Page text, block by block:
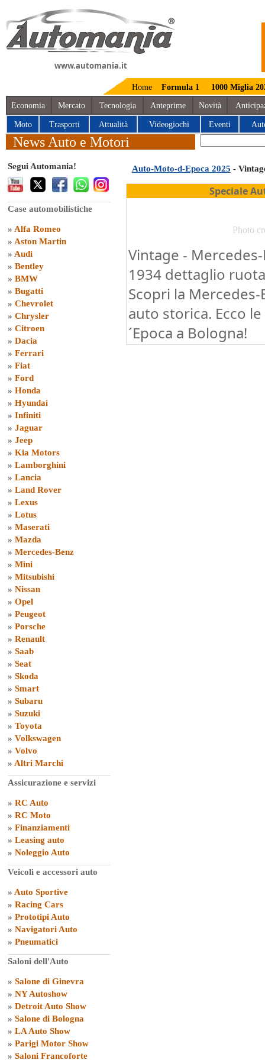
www.automania.it
Home Formula 1 1000 Miglia
Economia Mercato Tecnologia Anteprime Novità
Moto Trasporti Attualità Videogiochi Eventi
News Auto e Motori
Segui Automania!
Case automobilistiche
» Alfa Romeo
» Aston Martin
» Audi
» Bentley
» BMW
» Bugatti
» Chevrolet
» Chrysler
» Citroen
» Dacia
» Ferrari
» Fiat
» Ford
» Honda
» Hyundai
» Infiniti
» Jaguar
» Jeep
» Kia Motors
» Lamborghini
» Lancia
» Land Rover
» Lexus
» Lotus
» Maserati
» Mazda
» Mercedes-Benz
» Mini
» Mitsubishi
» Nissan
» Opel
» Peugeot
» Porsche
» Renault
» Saab
» Seat
» Skoda
» Smart
» Subaru
» Suzuki
» Toyota
» Volkswagen
» Volvo
» Altri Marchi
Assicurazione e servizi
» RC Auto
» RC Moto
» Finanziamenti
» Leasing auto
» Noleggio Auto
Veicoli e accessori auto
» Auto Sportive
» Racing Cars
» Prototipi Auto
» Navigatori Auto
» Pneumatici
Saloni dell'Auto
» Salone di Ginevra
» NY Autoshow
» Detroit Auto Show
» Salone di Bologna
» LA Auto Show
» Parigi Motor Show
» Saloni Francoforte
Auto-Moto-d-Epoca 2025 -
Speciale
Photo
Vintage -
1934 dettaglio
Scopri la
auto storica. Ecco
´Epoca a Bologna!